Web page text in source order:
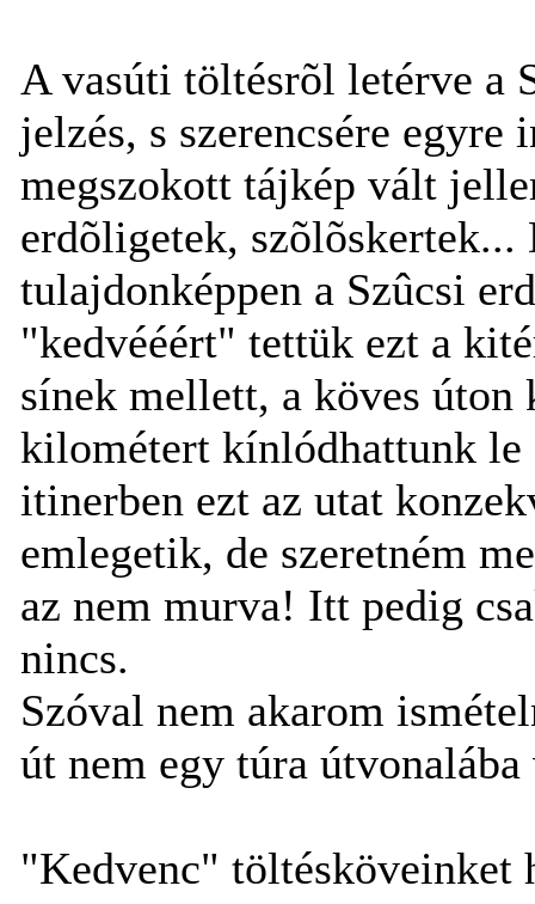
A vasúti töltésrõl letérve a
jelzés, s szerencsére egyre
megszokott tájkép vált
erdõligetek,
tulajdonképpen a Szûcsi
"kedvééért" tettük ezt a
sínek mellett, a köves
kilométert kínlódhattunk
itinerben ezt az utat
emlegetik, de szeretném
az nem murva! Itt pedig
nincs.
Szóval nem akarom
út nem egy túra
"Kedvenc" töltésköveinket